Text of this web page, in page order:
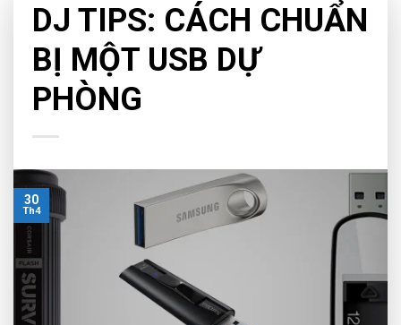
DJ TIPS: CÁCH CHUẨN
BỊ MỘT USB DỰ
PHÒNG
30
Th4